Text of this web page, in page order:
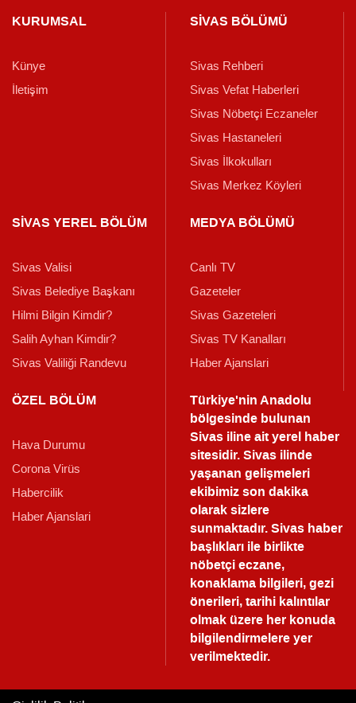
KURUMSAL
Künye
İletişim
SİVAS BÖLÜMÜ
Sivas Rehberi
Sivas Vefat Haberleri
Sivas Nöbetçi Eczaneler
Sivas Hastaneleri
Sivas İlkokulları
Sivas Merkez Köyleri
SİVAS YEREL BÖLÜM
Sivas Valisi
Sivas Belediye Başkanı
Hilmi Bilgin Kimdir?
Salih Ayhan Kimdir?
Sivas Valiliği Randevu
MEDYA BÖLÜMÜ
Canlı TV
Gazeteler
Sivas Gazeteleri
Sivas TV Kanalları
Haber Ajanslari
ÖZEL BÖLÜM
Hava Durumu
Corona Virüs
Habercilik
Haber Ajanslari
Türkiye'nin Anadolu
bölgesinde bulunan
Sivas iline ait yerel haber
sitesidir. Sivas ilinde
yaşanan gelişmeleri
ekibimiz son dakika
olarak sizlere
sunmaktadır.Sivas haber
başlıkları ile birlikte
nöbetçi eczane,
konaklama bilgileri, gezi
önerileri, tarihi kalıntılar
olmak üzere her konuda
bilgilendirmelere yer
verilmektedir.